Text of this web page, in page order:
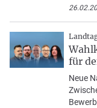
für
Neue